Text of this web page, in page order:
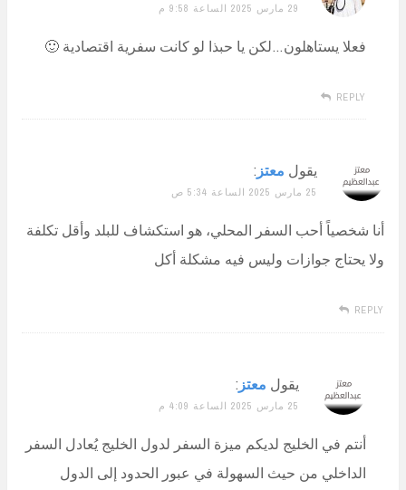
29 مارس 2025 الساعة 9:58 م
فعلا يستاهلون…لكن يا حبذا لو كانت سفرية اقتصادية 🙂
REPLY
يقول معتز :
25 مارس 2025 الساعة 5:34 ص
أنا شخصياً أحب السفر المحلي، هو استكشاف للبلد وأقل تكلفة
ولا يحتاج جوازات وليس فيه مشكلة أكل
REPLY
يقول معتز :
25 مارس 2025 الساعة 4:09 م
أنتم في الخليج لديكم ميزة السفر لدول الخليج يُعادل السفر
الداخلي من حيث السهولة في عبور الحدود إلى الدول